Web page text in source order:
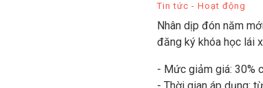
Tin tức - Hoạt động
Nhân dịp đón năm
đăng ký khóa học lái
- Mức giảm giá: 30%